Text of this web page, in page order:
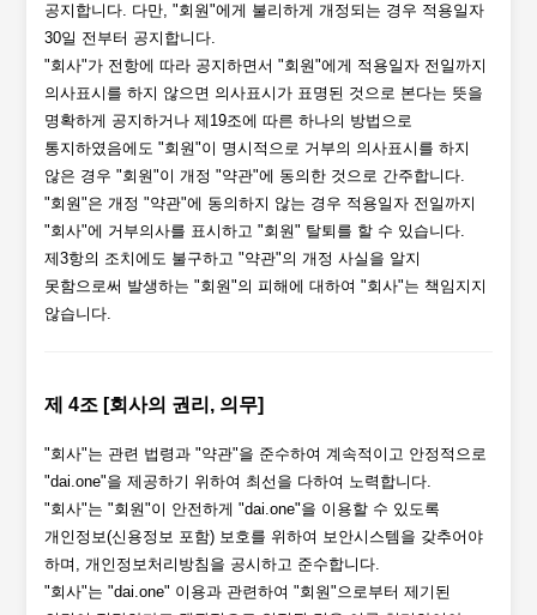
공지합니다. 다만, "회원"에게 불리하게 개정되는 경우 적용일자
30일 전부터 공지합니다.
"회사"가 전항에 따라 공지하면서 "회원"에게 적용일자 전일까지
의사표시를 하지 않으면 의사표시가 표명된 것으로 본다는 뜻을
명확하게 공지하거나 제19조에 따른 하나의 방법으로
통지하였음에도 "회원"이 명시적으로 거부의 의사표시를 하지
않은 경우 "회원"이 개정 "약관"에 동의한 것으로 간주합니다.
"회원"은 개정 "약관"에 동의하지 않는 경우 적용일자 전일까지
"회사"에 거부의사를 표시하고 "회원" 탈퇴를 할 수 있습니다.
제3항의 조치에도 불구하고 "약관"의 개정 사실을 알지
못함으로써 발생하는 "회원"의 피해에 대하여 "회사"는 책임지지
않습니다.
제 4조 [회사의 권리, 의무]
"회사"는 관련 법령과 "약관"을 준수하여 계속적이고 안정적으로
"dai.one"을 제공하기 위하여 최선을 다하여 노력합니다.
"회사"는 "회원"이 안전하게 "dai.one"을 이용할 수 있도록
개인정보(신용정보 포함) 보호를 위하여 보안시스템을 갖추어야
하며, 개인정보처리방침을 공시하고 준수합니다.
"회사"는 "dai.one" 이용과 관련하여 "회원"으로부터 제기된